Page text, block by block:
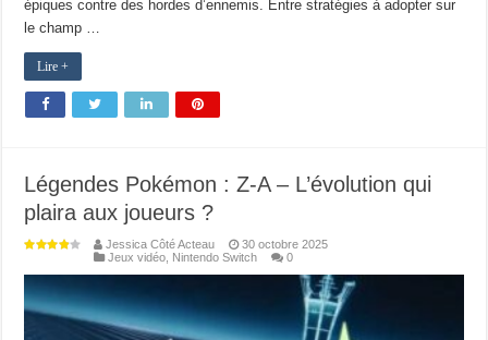
épiques contre des hordes d’ennemis. Entre stratégies à adopter sur
le champ …
Lire +
Légendes Pokémon : Z-A – L’évolution qui
plaira aux joueurs ?
Jessica Côté Acteau
30 octobre 2025
Jeux vidéo Nintendo Switch 0